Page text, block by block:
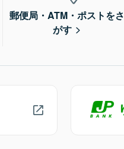
郵便局・ATM・ポストをさ
がす